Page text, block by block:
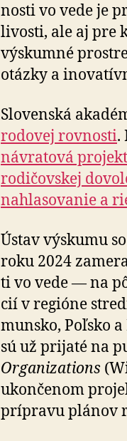
nos­ti vo vede je
li­vos­ti, ale aj pre
výskumné
otázky a
Slovenská
rodovej rovnosti.
návratová
rodičovskej
nahlasovanie a
Ústav výskumu
roku 2024
ti vo vede — na
cií v regióne
mun­sko, Poľsko
sú už prijaté na
Organizations
ukončenom
prípravu plánov